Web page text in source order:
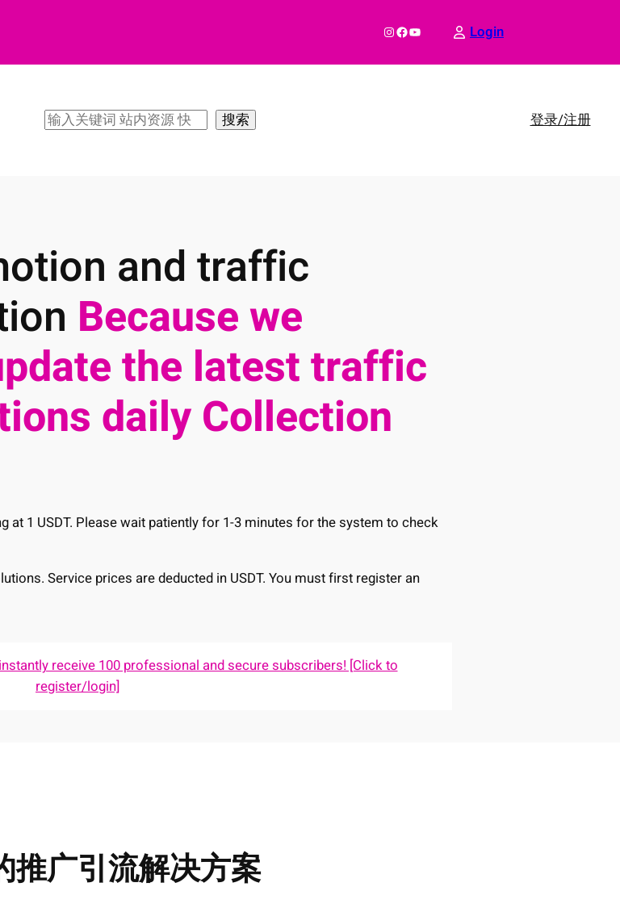
InstagramFacebook YouTube Login
搜
搜索 登录/注册
and traffic
Because we
the latest traffic
daily Collection
at 1 USDT. Please wait patiently for 1-3 minutes for the system to check
Service prices are deducted in USDT. You must first register an
receive 100 professional and secure subscribers! [Click to
register/login]
推广引流解决方案